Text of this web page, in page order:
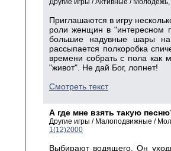
Другие игры / Активные /
Приглашаются в игру
роли женщин в "интересном
большие надувные шары
рассыпается полкоробка
времени собрать с пола как
"живот". Не дай Бог, лопнет!
Смотреть текст
А где мне взять такую
Другие игры / Малоподвижные /
1(12)2000
Выбирают водящего. Он